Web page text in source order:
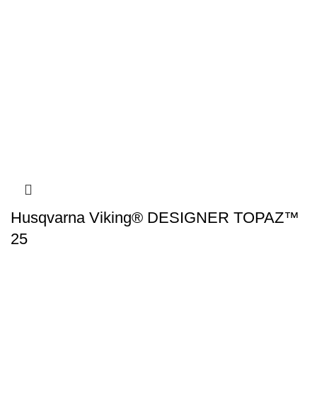
Husqvarna Viking® DESIGNER TOPAZ™
25